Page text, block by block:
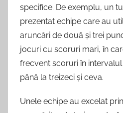
specifice. De exemplu, un
prezentat echipe care au
aruncări de două și trei
jocuri cu scoruri mari, în
frecvent scoruri în
până la treizeci și ceva.
Unele echipe au excelat